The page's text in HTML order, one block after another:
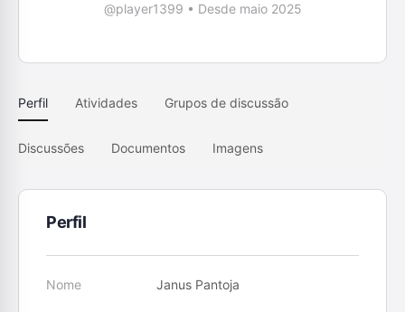
@player1399 • Desde maio 2025
Perfil Atividades Grupos de discussão
Discussões Documentos Imagens
Perfil
Nome Janus Pantoja